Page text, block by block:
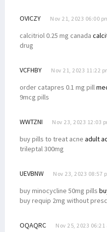
OVICZY Nov 21, 2023 06:00
calcitriol 0.25 mg canada
drug
VCFHBY Nov 21, 2023 11:22
order catapres 0.1 mg pill
9mcg pills
WWTZNI Nov 23, 2023 12:03
buy pills to treat acne adult
trileptal 300mg
UEVBNW Nov 23, 2023 08:57
buy minocycline 50mg pills
buy requip 2mg without
OQAQRC Nov 25, 2023 06:21